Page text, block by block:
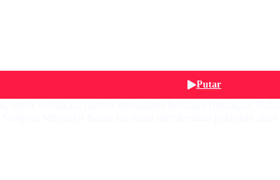
Putar